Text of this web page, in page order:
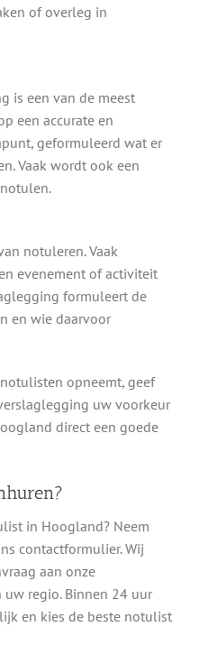
of overleg in
is een van de meest
een accurate en
geformuleerd wat er
Vaak wordt ook een
notuleren. Vaak
evenement of activiteit
formuleert de
en wie daarvoor
opneemt, geef
uw voorkeur
direct een goede
in Hoogland? Neem
contactformulier. Wij
aan onze
regio. Binnen 24 uur
en kies de beste notulist